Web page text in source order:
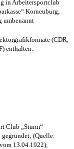
in Arbeitersportclub
Korneuburg;
umbenannt
(CDR,
enthalten.
Club „Sturm“
gegründet; (Quelle:
13.04.1922);